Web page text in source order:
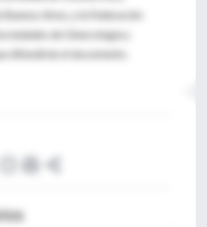
Buenos Aires, y la Federación
de Ginecología y
difundirán el documento.